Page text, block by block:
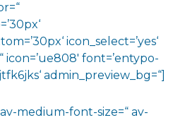
icon_select=’yes‘
font=’entypo-
admin_preview_bg=“]
medium-font-size=“ av-